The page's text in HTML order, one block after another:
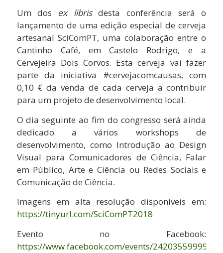
Um dos ex librisdesta conferência será o
lançamento de uma edição especial de cerveja
artesanal SciComPT, uma colaboração entre o
Cantinho Café, em Castelo Rodrigo, e a
Cervejeira Dois Corvos. Esta cerveja vai fazer
parte da iniciativa #cervejacomcausas, com
0,10 € da venda de cada cerveja a contribuir
para um projeto de desenvolvimento local.
O dia seguinte ao fim do congresso será ainda
dedicado a vários workshops de
desenvolvimento, como Introdução ao Design
Visual para Comunicadores de Ciência, Falar
em Público, Arte e Ciência ou Redes Sociais e
Comunicação de Ciência.
Imagens em alta resolução disponíveis em:
https://tinyurl.com/SciComPT2018
Evento no Facebook:
https://www.facebook.com/events/